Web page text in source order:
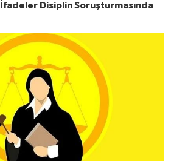
Disiplin Soruşturmasında